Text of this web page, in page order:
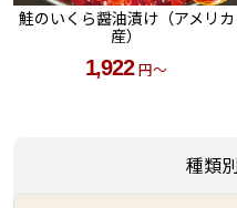
種類
鮭のいくら醤油漬け（アメリカ
産）
1,922円～